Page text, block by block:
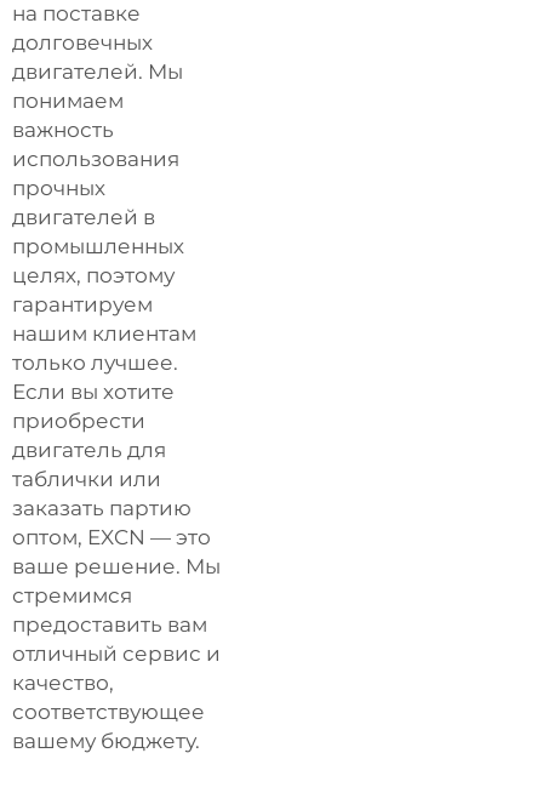
на поставке
долговечных
двигателей. Мы
понимаем
важность
использования
прочных
двигателей в
промышленных
целях, поэтому
гарантируем
нашим клиентам
только лучшее.
Если вы хотите
приобрести
двигатель для
таблички или
заказать партию
оптом, EXCN — это
ваше решение. Мы
стремимся
предоставить вам
отличный сервис и
качество,
соответствующее
вашему бюджету.